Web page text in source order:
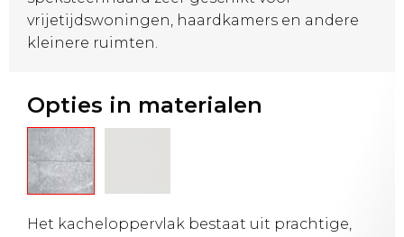
vrijetijdswoningen, haardkamers en andere
kleinere ruimten.
Opties in materialen
Het kacheloppervlak bestaat uit prachtige,